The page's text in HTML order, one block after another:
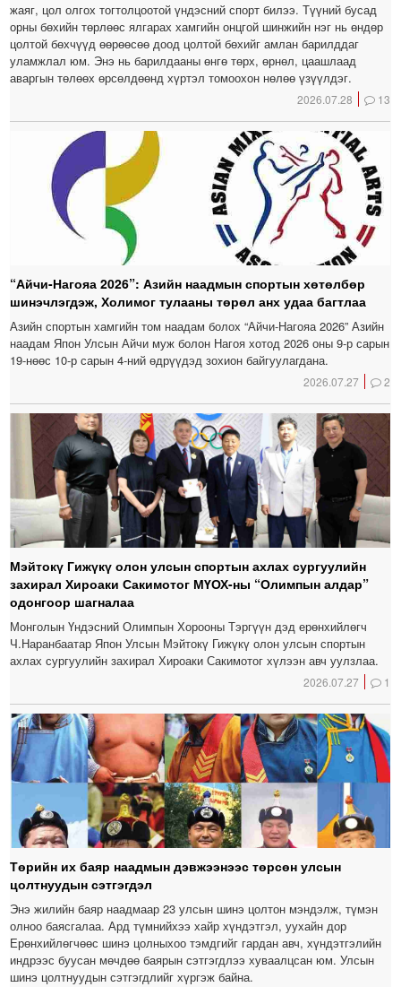
жаяг, цол олгох тогтолцоотой үндэсний спорт билээ. Түүний бусад
орны бөхийн төрлөөс ялгарах хамгийн онцгой шинжийн нэг нь өндөр
цолтой бөхчүүд өөрөөсөө доод цолтой бөхийг амлан барилддаг
уламжлал юм. Энэ нь барилдааны өнгө төрх, өрнөл, цаашлаад
аваргын төлөөх өрсөлдөөнд хүртэл томоохон нөлөө үзүүлдэг.
2026.07.28 13
“Айчи-Нагояа 2026”: Азийн наадмын спортын хөтөлбөр
шинэчлэгдэж, Холимог тулааны төрөл анх удаа багтлаа
Азийн спортын хамгийн том наадам болох “Айчи-Нагояа 2026” Азийн
наадам Япон Улсын Айчи муж болон Нагоя хотод 2026 оны 9-р сарын
19-нөөс 10-р сарын 4-ний өдрүүдэд зохион байгуулагдана.
2026.07.27 2
Мэйтокү Гижүкү олон улсын спортын ахлах сургуулийн
захирал Хироаки Сакимотог МҮОХ-ны “Олимпын алдар”
одонгоор шагналаа
Монголын Үндэсний Олимпын Хорооны Тэргүүн дэд ерөнхийлөгч
Ч.Наранбаатар Япон Улсын Мэйтокү Гижүкү олон улсын спортын
ахлах сургуулийн захирал Хироаки Сакимотог хүлээн авч уулзлаа.
2026.07.27 1
Төрийн их баяр наадмын дэвжээнээс төрсөн улсын
цолтнуудын сэтгэгдэл
Энэ жилийн баяр наадмаар 23 улсын шинэ цолтон мэндэлж, түмэн
олноо баясгалаа. Ард түмнийхээ хайр хүндэтгэл, уухайн дор
Ерөнхийлөгчөөс шинэ цолныхоо тэмдгийг гардан авч, хүндэтгэлийн
индрээс буусан мөчдөө баярын сэтгэгдлээ хуваалцсан юм. Улсын
шинэ цолтнуудын сэтгэгдлийг хүргэж байна.